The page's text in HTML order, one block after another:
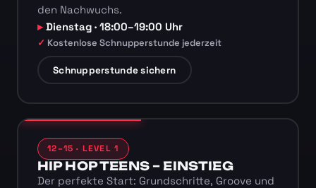
den Nachwuchs.
Dienstag · 18:00–19:00 Uhr
Kostenlose Schnupperstunde jederzeit
Schnupperstunde sichern
12–15 · LEVEL 1
HIP HOP TEENS – EINSTIEG
Der perfekte Start: Grundschritte, Groove und